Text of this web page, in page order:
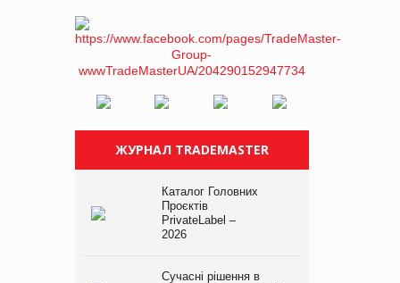
ЖУРНАЛ TRADEMASTER
Каталог Головних
Проєктів
PrivateLabel –
2026
Сучасні рішення в